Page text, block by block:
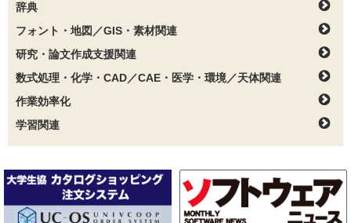
辞典
フォント・地図／GIS・素材関連
研究・論文作成支援関連
数式処理・化学・CAD／CAE・医学・環境／天体関連
作業効率化
学習関連